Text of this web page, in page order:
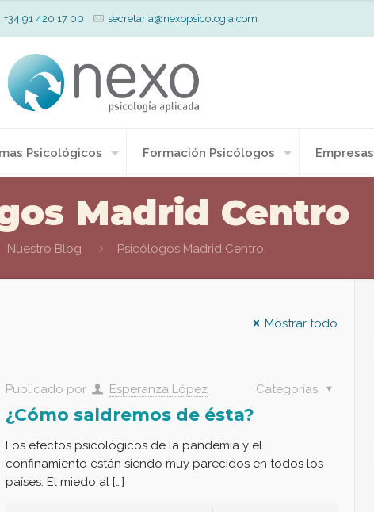
+34 91 420 17 00 secretaria@nexopsicologia.com
Psicológicos Formación Psicólogos Empresas
Madrid Centro
Nuestro Blog Psicólogos Madrid Centro
Mostrar todo
Publicado por Esperanza López Categorías
¿Cómo saldremos de ésta?
Los efectos psicológicos de la pandemia y el
confinamiento están siendo muy parecidos en todos los
países. El miedo al […]